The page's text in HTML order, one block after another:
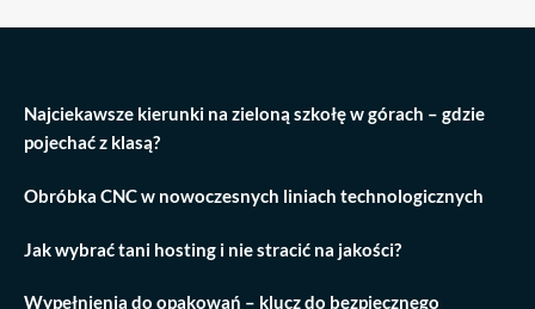
Najciekawsze kierunki na zieloną szkołę w górach – gdzie
pojechać z klasą?
Obróbka CNC w nowoczesnych liniach technologicznych
Jak wybrać tani hosting i nie stracić na jakości?
Wypełnienia do opakowań – klucz do bezpiecznego